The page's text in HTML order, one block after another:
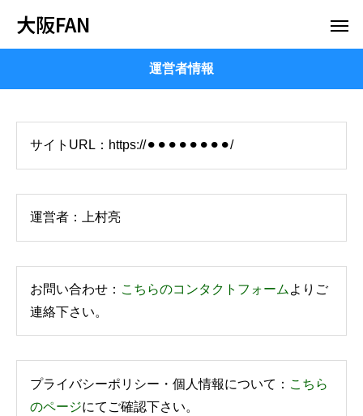
大阪FAN
運営者情報
サイトURL：https://⚫︎⚫︎⚫︎⚫︎⚫︎⚫︎⚫︎⚫︎/
運営者：上村亮
お問い合わせ： こちらのコンタクトフォーム よりご
連絡下さい。
プライバシーポリシー・個人情報について： こちら
のページにてご確認下さい。